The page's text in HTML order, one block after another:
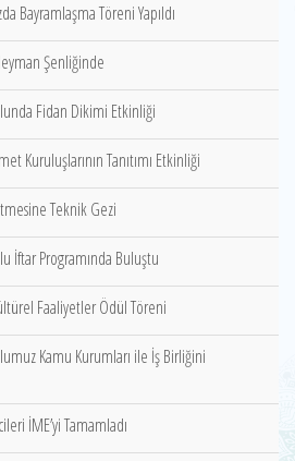
Bayramlaşma Töreni Yapıldı
Şenliğinde
Fidan Dikimi Etkinliği
Kuruluşlarının Tanıtımı Etkinliği
Teknik Gezi
İftar Programında Buluştu
Faaliyetler Ödül Töreni
Kamu Kurumları ile İş Birliğini
İME’yi Tamamladı